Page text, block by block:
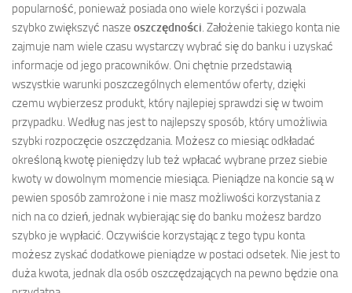
popularność, ponieważ posiada ono wiele korzyści i pozwala
szybko zwiększyć nasze oszczędności. Założenie takiego konta nie
zajmuje nam wiele czasu wystarczy wybrać się do banku i uzyskać
informacje od jego pracowników. Oni chętnie przedstawią
wszystkie warunki poszczególnych elementów oferty, dzięki
czemu wybierzesz produkt, który najlepiej sprawdzi się w twoim
przypadku. Według nas jest to najlepszy sposób, który umożliwia
szybki rozpoczęcie oszczędzania. Możesz co miesiąc odkładać
określoną kwotę pieniędzy lub też wpłacać wybrane przez siebie
kwoty w dowolnym momencie miesiąca. Pieniądze na koncie są w
pewien sposób zamrożone i nie masz możliwości korzystania z
nich na co dzień, jednak wybierając się do banku możesz bardzo
szybko je wypłacić. Oczywiście korzystając z tego typu konta
możesz zyskać dodatkowe pieniądze w postaci odsetek. Nie jest to
duża kwota, jednak dla osób oszczędzających na pewno będzie ona